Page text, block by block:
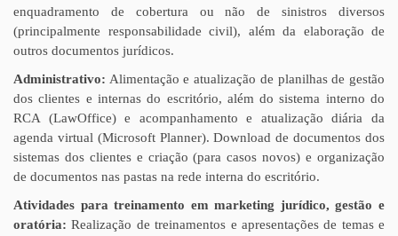
enquadramento de cobertura ou não de sinistros diversos
(principalmente responsabilidade civil), além da elaboração de
outros documentos jurídicos.
Administrativo: Alimentação e atualização de planilhas de gestão
dos clientes e internas do escritório, além do sistema interno do
RCA (LawOffice) e acompanhamento e atualização diária da
agenda virtual (Microsoft Planner). Download de documentos dos
sistemas dos clientes e criação (para casos novos) e organização
de documentos nas pastas na rede interna do escritório.
Atividades para treinamento em marketing jurídico, gestão e
oratória: Realização de treinamentos e apresentações de temas e